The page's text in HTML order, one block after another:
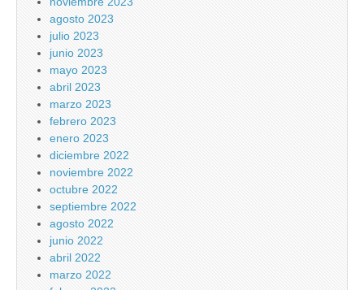
agosto 2023
julio 2023
junio 2023
mayo 2023
abril 2023
marzo 2023
febrero 2023
enero 2023
diciembre 2022
noviembre 2022
octubre 2022
septiembre 2022
agosto 2022
junio 2022
abril 2022
marzo 2022